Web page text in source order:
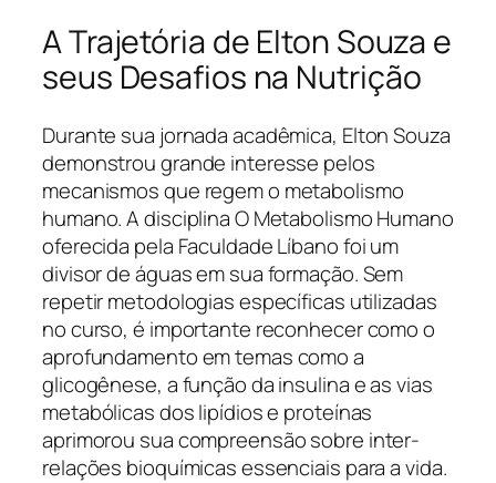
A Trajetória de Elton Souza e
seus Desafios na Nutrição
Durante sua jornada acadêmica, Elton Souza
demonstrou grande interesse pelos
mecanismos que regem o metabolismo
humano. A disciplina O Metabolismo Humano
oferecida pela Faculdade Líbano foi um
divisor de águas em sua formação. Sem
repetir metodologias específicas utilizadas
no curso, é importante reconhecer como o
aprofundamento em temas como a
glicogênese, a função da insulina e as vias
metabólicas dos lipídios e proteínas
aprimorou sua compreensão sobre inter-
relações bioquímicas essenciais para a vida.